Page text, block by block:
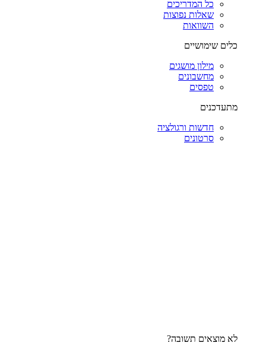
כל המדריכים
שאלות נפוצות
השוואות
כלים שימושיים
מילון מושגים
מחשבונים
טפסים
מתעדכנים
חדשות ורגולציה
סרטונים
לא מוצאים תשובה?